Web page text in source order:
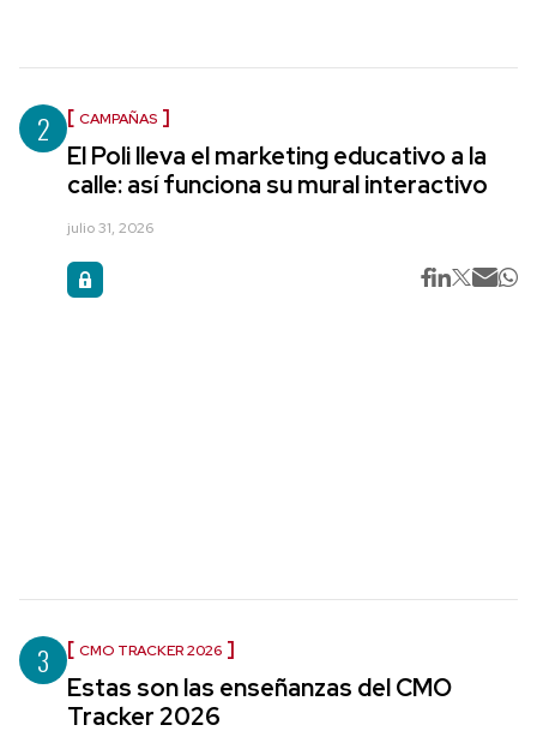
2 CAMPAÑAS
El Poli lleva el marketing educativo a la
calle: así funciona su mural interactivo
julio 31, 2026
3 CMO TRACKER 2026
Estas son las enseñanzas del CMO
Tracker 2026